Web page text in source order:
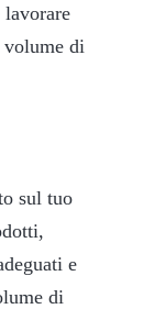
volume di
sul tuo
e
di